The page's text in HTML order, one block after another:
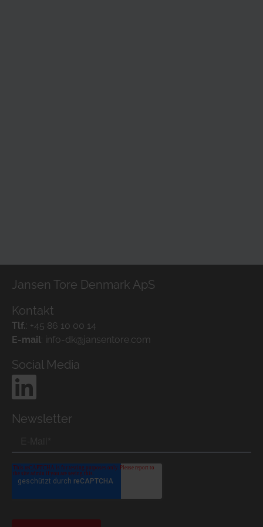
Jansen Tore Denmark ApS
Kontakt
Tlf.: +45 86 10 00 14
E-mail: info-dk@jansentore.com
Social Media
Newsletter